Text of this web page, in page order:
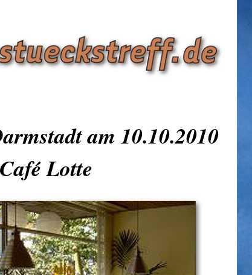
am 10.10.2010
Lotte